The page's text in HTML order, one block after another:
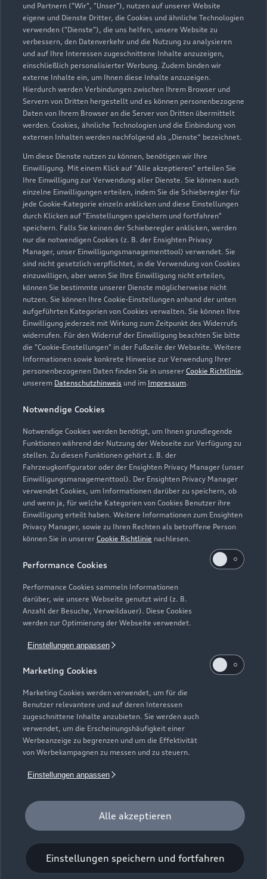
und Partnern ("Wir", "Unser"), nutzen auf unserer Website
eigene und Dienste Dritter, die Cookies und ähnliche Technologien
verwenden ("Dienste"), die uns helfen, unsere Website zu
verbessern, den Datenverkehr und die Nutzung zu analysieren
und auf Ihre Interessen zugeschnittene Inhalte anzuzeigen,
einschließlich personalisierter Werbung. Zudem binden wir
externe Inhalte ein, um Ihnen diese Inhalte anzuzeigen.
Hierdurch werden Verbindungen zwischen Ihrem Browser und
Servern von Dritten hergestellt und es können personenbezogene
Daten von Ihrem Browser an die Server von Dritten übermittelt
werden. Cookies, ähnliche Technologien und die Einbindung von
externen Inhalten werden nachfolgend als „Dienste“ bezeichnet.
Um diese Dienste nutzen zu können, benötigen wir Ihre
Einwilligung. Mit einem Klick auf "Alle akzeptieren" erteilen Sie
Ihre Einwilligung zur Verwendung aller Dienste. Sie können auch
einzelne Einwilligungen erteilen, indem Sie die Schieberegler für
jede Cookie-Kategorie einzeln anklicken und diese Einstellungen
durch Klicken auf "Einstellungen speichern und fortfahren"
speichern. Falls Sie keinen der Schieberegler anklicken, werden
nur die notwendigen Cookies (z. B. der Ensighten Privacy
Manager, unser Einwilligungsmanagementtool) verwendet. Sie
sind nicht gesetzlich verpflichtet, in die Verwendung von Cookies
einzuwilligen, aber wenn Sie Ihre Einwilligung nicht erteilen,
können Sie bestimmte unserer Dienste möglicherweise nicht
nutzen. Sie können Ihre Cookie-Einstellungen anhand der unten
aufgeführten Kategorien von Cookies verwalten. Sie können Ihre
Einwilligung jederzeit mit Wirkung zum Zeitpunkt des Widerrufs
widerrufen. Für den Widerruf der Einwilligung beachten Sie bitte
die "Cookie-Einstellungen" in der Fußzeile der Webseite. Weitere
Informationen sowie konkrete Hinweise zur Verwendung Ihrer
personenbezogenen Daten finden Sie in unserer Cookie Richtlinie,
unserem Datenschutzhinweis und im Impressum.
Notwendige Cookies
Notwendige Cookies werden benötigt, um Ihnen grundlegende
Funktionen während der Nutzung der Webseite zur Verfügung zu
stellen. Zu diesen Funktionen gehört z. B. der
Fahrzeugkonfigurator oder der Ensighten Privacy Manager (unser
Einwilligungsmanagementtool). Der Ensighten Privacy Manager
verwendet Cookies, um Informationen darüber zu speichern, ob
und wenn ja, für welche Kategorien von Cookies Benutzer ihre
Einwilligung erteilt haben. Weitere Informationen zum Ensighten
Privacy Manager, sowie zu Ihren Rechten als betroffene Person
können Sie in unserer Cookie Richtlinie nachlesen.
Performance Cookies
Performance Cookies sammeln Informationen
darüber, wie unsere Webseite genutzt wird (z. B.
Anzahl der Besuche, Verweildauer). Diese Cookies
werden zur Optimierung der Webseite verwendet.
Einstellungen anpassen
Marketing Cookies
Marketing Cookies werden verwendet, um für die
Benutzer relevantere und auf deren Interessen
zugeschnittene Inhalte anzubieten. Sie werden auch
verwendet, um die Erscheinungshäufigkeit einer
Werbeanzeige zu begrenzen und um die Effektivität
von Werbekampagnen zu messen und zu steuern.
Einstellungen anpassen
Alle akzeptieren
Einstellungen speichern und fortfahren
Münstersche Straße 1/4
14772 Brandenburg
03381 2600200
info-brb@a-t-d.de
Kontaktdaten herunterladen
Öffnungszeiten
Service
Geschlossen,öffnet amFreitag 07:00
Verkauf
Geschlossen,öffnet am Freitag 08:00
Zurück nach oben
Modelle
Elektromodelle
Plug-in-Hybride
Neuwagensuche
Gebrauchtwagensuche
Geschäftskunden
Service & Zubehör
Saisonale Angebote
Audi Services
Garantie
Audi digital services
myAudi
Support
Audi Code
Häufige Fragen (FAQ)
Audi Online Beratung
Online-Terminvereinbarung
Servicekontakt
Bordbuch & Bedienungsanleitungen
Verträge kündigen
Über Audi
Unternehmen
Karriere
Investor Relations
Audi erleben
© 2026 AUDI AG. Alle Rechte vorbehalten
Impressum Rechtliches
Cookie-Richtlinie
Digital Services Act
EU Data Act